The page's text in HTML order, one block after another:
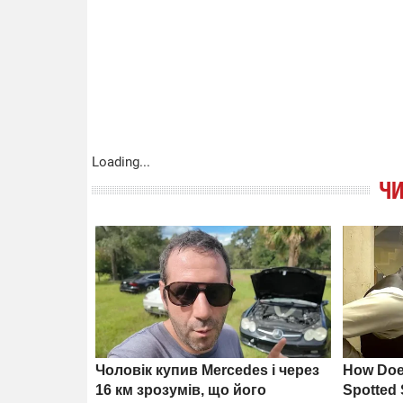
Loading...